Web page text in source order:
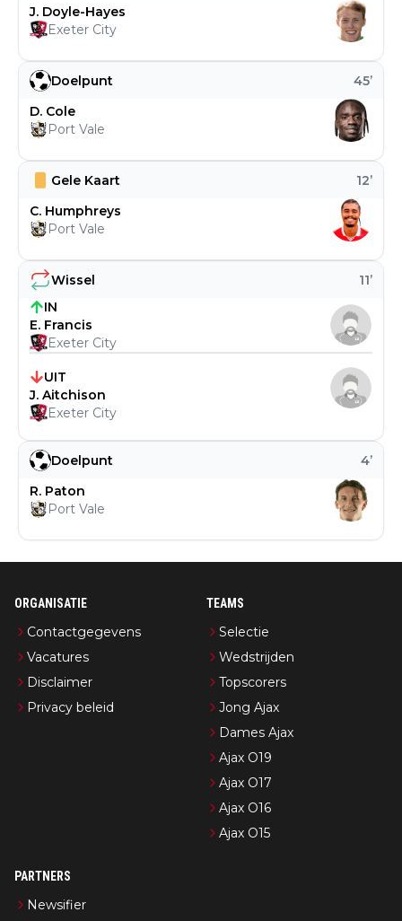
Doelpunt 4’
R. Paton
Port Vale
Wissel 11’
IN
E. Francis
Exeter City
UIT
J. Aitchison
Exeter City
Gele Kaart 12’
C. Humphreys
Port Vale
Doelpunt 45’
D. Cole
Port Vale
J. Doyle-Hayes
Exeter City
ORGANISATIE
Contactgegevens
Vacatures
Disclaimer
Privacy beleid
TEAMS
Selectie
Wedstrijden
Topscorers
Jong Ajax
Dames Ajax
Ajax O19
Ajax O17
Ajax O16
Ajax O15
PARTNERS
Newsifier